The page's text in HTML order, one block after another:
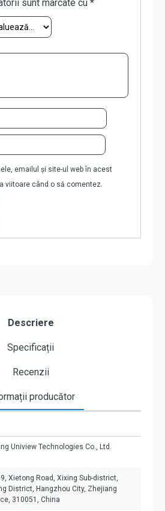
sunt marcate cu *
emailul și site-ul web în acest
viitoare când o să comentez.
Descriere
Specificații
Recenzii
producător
Uniview Technologies Co., Ltd.
Xietong Road, Xixing Sub-district,
District, Hangzhou City, Zhejiang
310051, China